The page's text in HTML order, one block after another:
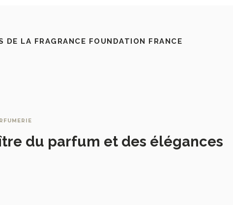
LA FRAGRANCE FOUNDATION FRANCE
du parfum et des élégances